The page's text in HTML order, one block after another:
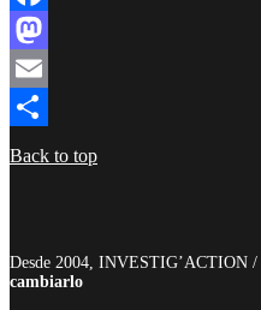
Facebook
Mastodon
Email
Compartir
Back to top
Desde 2004, INVESTIG’ACTION /
cambiarlo